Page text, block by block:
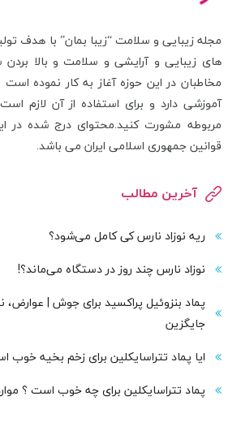
مجله زیبایی و سلامت “زیبا بمان” با هدف
های زیبایی و آرایشی و سلامت و بالا
مخاطبان در این حوزه آغاز به کار نموده
آموزشی دارد و برای استفاده از آن لازم
مربوطه مشورت کنید.محتوای درج شده در
قوانین جمهوری اسلامی ایران می باشد.
آخرین مطالب
ریه نوزاد نارس کی کامل می‌شود؟
نوزاد نارس چند روز در دستگاه می‌ماند؟!
پماد بنزوئیل پراکسید برای جوش | عوارض،
جایگزین
ایا پماد تتراسایکلین برای زخم بخیه خوب
پماد تتراسایکلین برای چه خوب است ؟